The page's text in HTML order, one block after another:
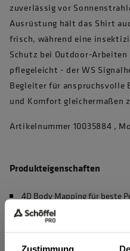
Zustimmung
zuverlässig vor
Ausrüstung hält das Shirt
frisch, während eine
Schutz bei Outdoor-
pflegeleicht - der WS
Begleiter für anspruchsvolle
und Komfort gleichermaßen
Artikelnummer 10035884 ,
Produkteigenschaften
4D Body Mapping für beste
Waschbar bei 60°C, max. 50